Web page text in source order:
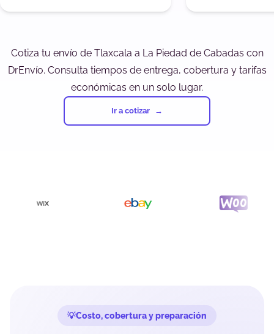
Cotiza tu envío de Tlaxcala a La Piedad de Cabadas con
DrEnvío. Consulta tiempos de entrega, cobertura y tarifas
económicas en un solo lugar.
Ir a cotizar
Costo, cobertura y preparación